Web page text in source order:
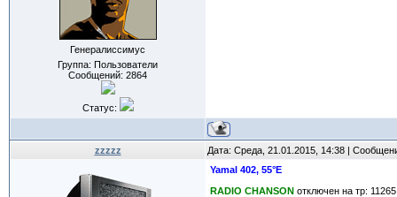
Генералиссимус
Группа: Пользователи
Сообщений: 2864
Статус:
zzzzz Дата: Среда, 21.01.2015, 14:38 |
Yamal 402, 55°E
RADIO CHANSON oтключен на тр: